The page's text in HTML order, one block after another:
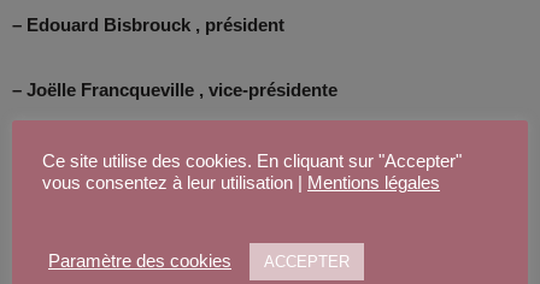
– Edouard Bisbrouck , président
– Joëlle Francqueville , vice-présidente
– EricZénobel , trésorier
Ce site utilise des cookies. En cliquant sur "Accepter"
vous consentez à leur utilisation | Mentions légales
Paramètre des cookies ACCEPTER